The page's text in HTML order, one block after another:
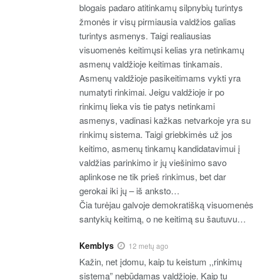
blogais padaro atitinkamų silpnybių turintys
žmonės ir visų pirmiausia valdžios galias
turintys asmenys. Taigi realiausias
visuomenės keitimųsi kelias yra netinkamų
asmenų valdžioje keitimas tinkamais.
Asmenų valdžioje pasikeitimams vykti yra
numatyti rinkimai. Jeigu valdžioje ir po
rinkimų lieka vis tie patys netinkami
asmenys, vadinasi kažkas netvarkoje yra su
rinkimų sistema. Taigi griebkimės už jos
keitimo, asmenų tinkamų kandidatavimui į
valdžias parinkimo ir jų viešinimo savo
aplinkose ne tik prieš rinkimus, bet dar
gerokai iki jų – iš anksto…
Čia turėjau galvoje demokratišką visuomenės
santykių keitimą, o ne keitimą su šautuvu…
Kemblys 12 metų ago
Kažin, net įdomu, kaip tu keistum ,,rinkimų
sistemą” nebūdamas valdžioje. Kaip tu